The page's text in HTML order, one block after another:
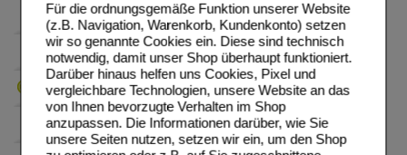
Für die ordnungsgemäße Funktion unserer Website
(z.B. Navigation, Warenkorb, Kundenkonto) setzen
wir so genannte Cookies ein. Diese sind technisch
notwendig, damit unser Shop überhaupt funktioniert.
Darüber hinaus helfen uns Cookies, Pixel und
vergleichbare Technologien, unsere Website an das
von Ihnen bevorzugte Verhalten im Shop
anzupassen. Die Informationen darüber, wie Sie
unsere Seiten nutzen, setzen wir ein, um den Shop